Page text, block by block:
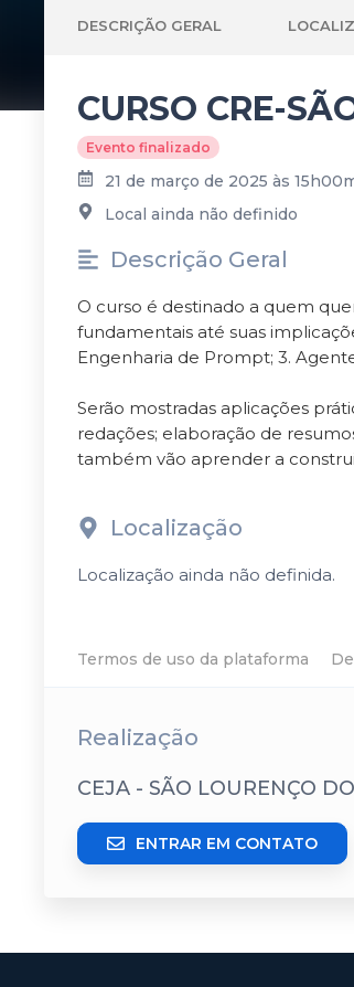
DESCRIÇÃO GERAL
CURSO CRE-
Evento finalizado
21 de março de 2025 às
Local ainda não definido
Descrição Geral
O curso é destinado a quem
fundamentais até suas
Engenharia de Prompt; 3.
​​​​​​​Serão mostradas aplicações
redações; elaboração de
também vão aprender a
Localização
Localização ainda não definida.
Termos de uso da plataforma
Realização
CEJA - SÃO LOURENÇO
ENTRAR EM CONTATO